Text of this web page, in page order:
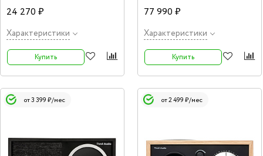
RMS 150 Вт, 55 Гц - 20 кГц
24 270 ₽
Характеристики
Купить
панелями и грилями из экологически
чистой ткани располагаются два вуфера
77 990 ₽
Характеристики
Купить
от 3 399 ₽/мес от 2 499 ₽/мес